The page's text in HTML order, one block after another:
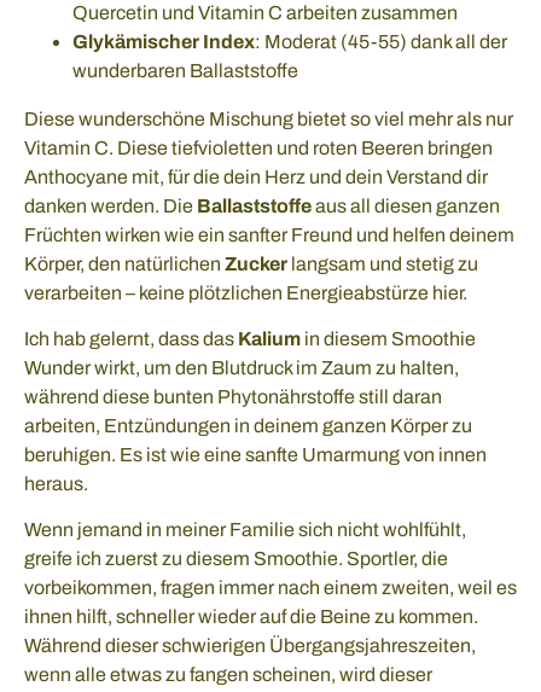
Quercetin und Vitamin C arbeiten zusammen
Glykämischer Index: Moderat (45-55) dank all der
wunderbaren Ballaststoffe
Diese wunderschöne Mischung bietet so viel mehr als nur
Vitamin C. Diese tiefvioletten und roten Beeren bringen
Anthocyane mit, für die dein Herz und dein Verstand dir
danken werden. Die Ballaststoffeaus all diesen ganzen
Früchten wirken wie ein sanfter Freund und helfen deinem
Körper, den natürlichen Zucker langsam und stetig zu
verarbeiten – keine plötzlichen Energieabstürze hier.
Ich hab gelernt, dass das Kalium in diesem Smoothie
Wunder wirkt, um den Blutdruck im Zaum zu halten,
während diese bunten Phytonährstoffe still daran
arbeiten, Entzündungen in deinem ganzen Körper zu
beruhigen. Es ist wie eine sanfte Umarmung von innen
heraus.
Wenn jemand in meiner Familie sich nicht wohlfühlt,
greife ich zuerst zu diesem Smoothie. Sportler, die
vorbeikommen, fragen immer nach einem zweiten, weil es
ihnen hilft, schneller wieder auf die Beine zu kommen.
Während dieser schwierigen Übergangsjahreszeiten,
wenn alle etwas zu fangen scheinen, wird dieser